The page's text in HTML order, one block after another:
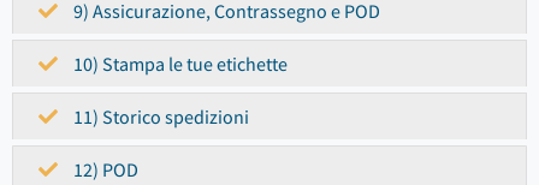
9) Assicurazione, Contrassegno e POD
10) Stampa le tue etichette
11) Storico spedizioni
12) POD